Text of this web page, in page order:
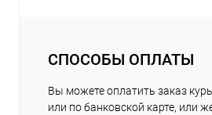
СПОСОБЫ ОПЛАТЫ
Вы можете оплатить заказ
или по банковской карте, или